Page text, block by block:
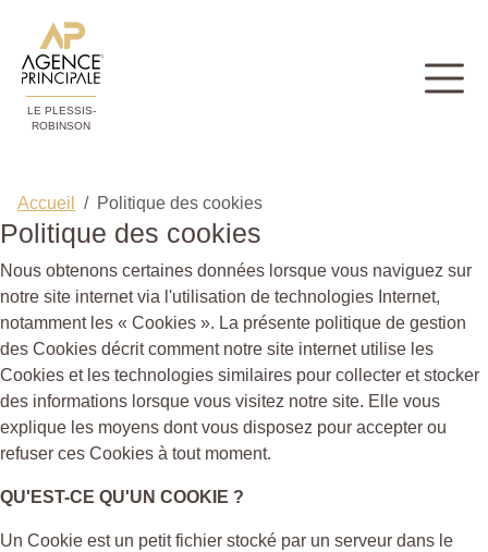
LE PLESSIS-
ROBINSON
Accueil Politique des cookies
Politique des cookies
Nous obtenons certaines données lorsque vous naviguez sur
notre site internet via l'utilisation de technologies Internet,
notamment les « Cookies ». La présente politique de gestion
des Cookies décrit comment notre site internet utilise les
Cookies et les technologies similaires pour collecter et stocker
des informations lorsque vous visitez notre site. Elle vous
explique les moyens dont vous disposez pour accepter ou
refuser ces Cookies à tout moment.
QU'EST-CE QU'UN COOKIE ?
Un Cookie est un petit fichier stocké par un serveur dans le